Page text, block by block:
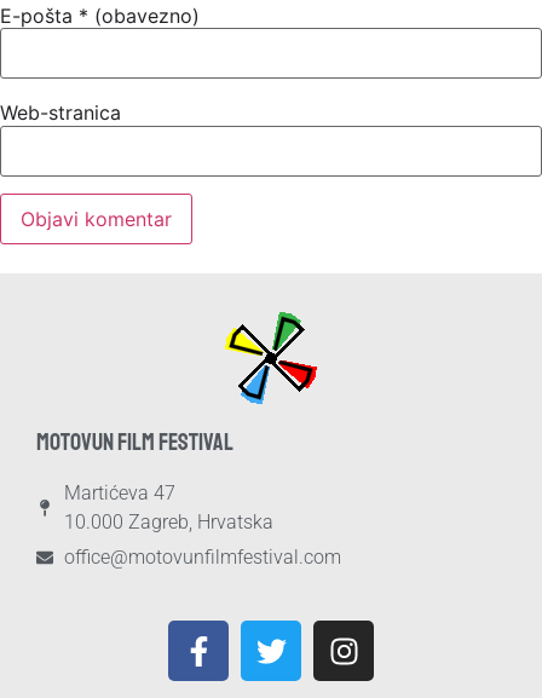
E-pošta * (obavezno)
Web-stranica
MOTOVUN FILM FESTIVAL
Martićeva 47
10.000 Zagreb, Hrvatska
office@motovunfilmfestival.com